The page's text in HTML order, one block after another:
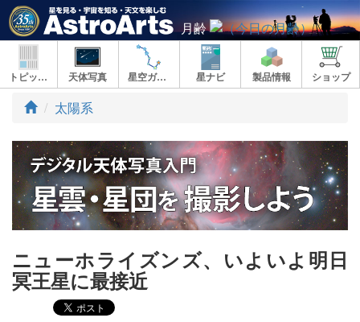
月齢
トピックス 天体写真 星空ガイド 星ナビ 製品情報 ショップ
ト
プ
太陽系
ニューホライズンズ、いよいよ明日
冥王星に最接近